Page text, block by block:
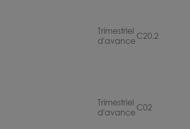
Trimestriel
d'avanceC20.2
Trimestriel
d'avanceC02